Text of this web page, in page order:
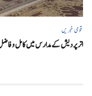
قومی خبریں
اتر پردیش کےمدارس میں کامل و فاضل